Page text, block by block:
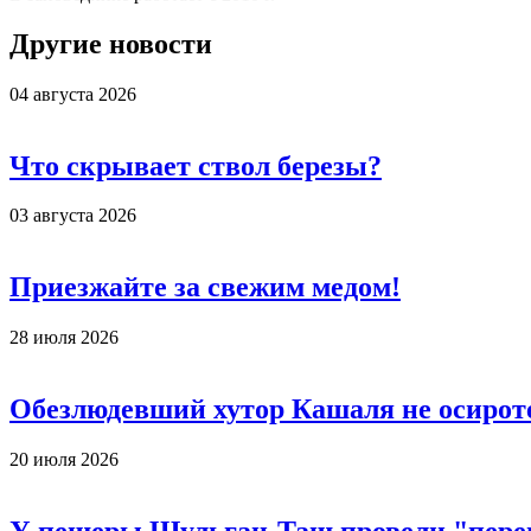
Другие новости
04 августа 2026
Что скрывает ствол березы?
03 августа 2026
Приезжайте за свежим медом!
28 июля 2026
Обезлюдевший хутор Кашаля не
20 июля 2026